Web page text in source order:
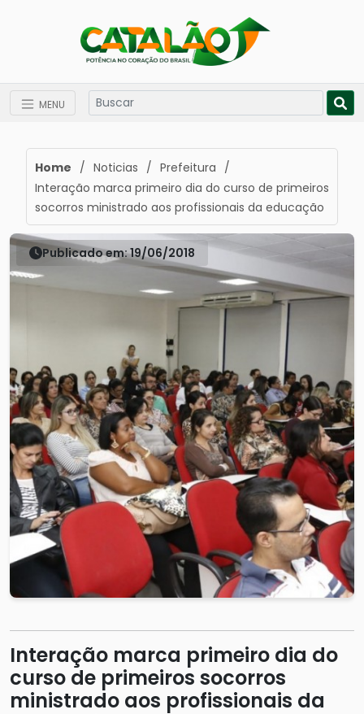
MENU
Home / Noticias / Prefeitura /
Interação marca primeiro dia do curso de primeiros
socorros ministrado aos profissionais da educação
Publicado em: 19/06/2018
Interação marca primeiro dia do
curso de primeiros socorros
ministrado aos profissionais da